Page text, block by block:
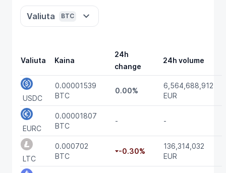
Valiuta BTC
Valiuta Kaina
24h
change
24h volume
USDC
0.00001539
BTC
0.00%
6,564,688,912
EUR
EURC
0.00001807
BTC
- -
LTC
0.000702
BTC
-0.30%
136,314,032
EUR